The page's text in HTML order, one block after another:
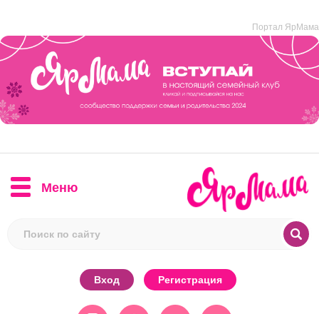
Портал ЯрМама
Меню
Вход Регистрация